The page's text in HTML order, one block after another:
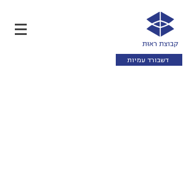
דשבורד עמיות